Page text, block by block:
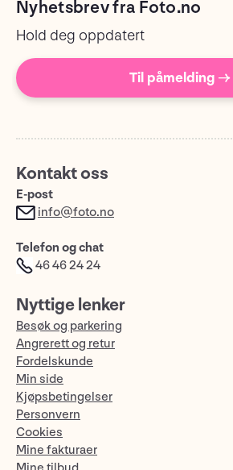
Nyhetsbrev fra Foto.no
Hold deg oppdatert
Til påmelding →
Kontakt oss
E-post
info@foto.no
Telefon og chat
46 46 24 24
Nyttige lenker
Besøk og parkering
Angrerett og retur
Fordelskunde
Min side
Kjøpsbetingelser
Personvern
Cookies
Mine fakturaer